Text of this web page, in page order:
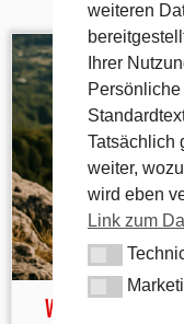
Wanderboom
weiteren
Ihrer
Tatsächlich
weiter,
wird eben
Link zum
Technical
Marketing